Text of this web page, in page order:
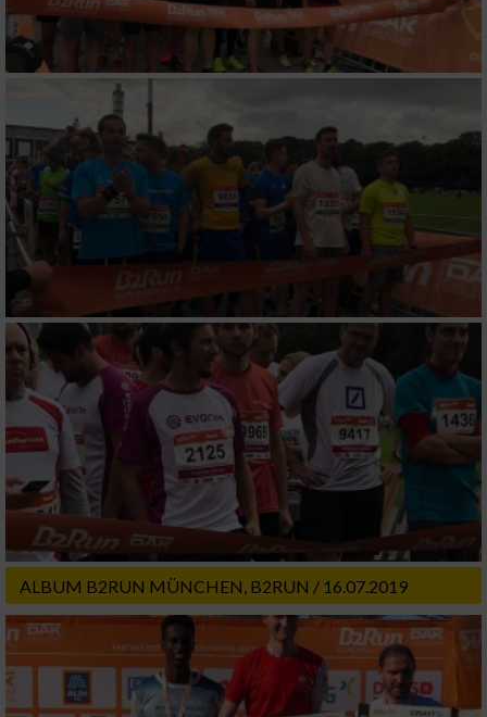
ALBUM B2RUN MÜNCHEN, B2RUN / 16.07.2019